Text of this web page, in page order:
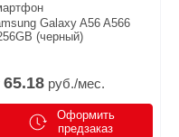
Galaxy A56 A566
(черный)
65.18 руб./мес.
Оформить
предзаказ